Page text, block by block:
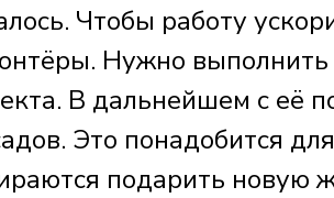
Чтобы работу
Нужно
В дальнейшем с её
Это понадобится
подарить новую